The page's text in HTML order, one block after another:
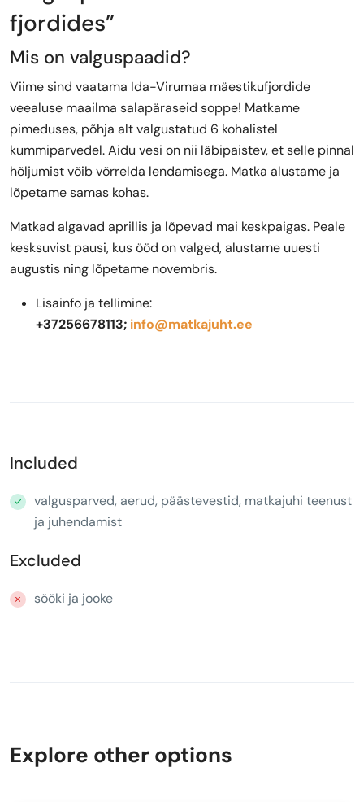
fjordides”
Mis on valguspaadid?
Viime sind vaatama Ida-Virumaa mäestikufjordide
veealuse maailma salapäraseid soppe! Matkame
pimeduses, põhja alt valgustatud 6 kohalistel
kummiparvedel. Aidu vesi on nii läbipaistev, et selle pinnal
hõljumist võib võrrelda lendamisega. Matka alustame ja
lõpetame samas kohas.
Matkad algavad aprillis ja lõpevad mai keskpaigas. Peale
kesksuvist pausi, kus ööd on valged, alustame uuesti
augustis ning lõpetame novembris.
Lisainfo ja tellimine:
+37256678113; info@matkajuht.ee
Included
valgusparved, aerud, päästevestid, matkajuhi teenust
ja juhendamist
Excluded
sööki ja jooke
Explore other options